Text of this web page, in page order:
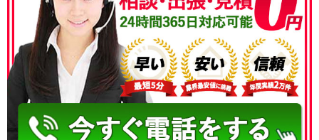
050-3177-5687